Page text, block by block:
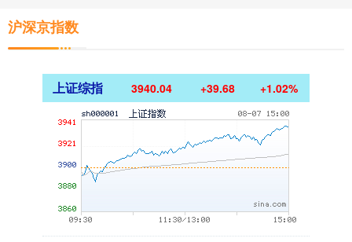
沪深京指数
上证综指 3940.04 +39.68 +1.02%